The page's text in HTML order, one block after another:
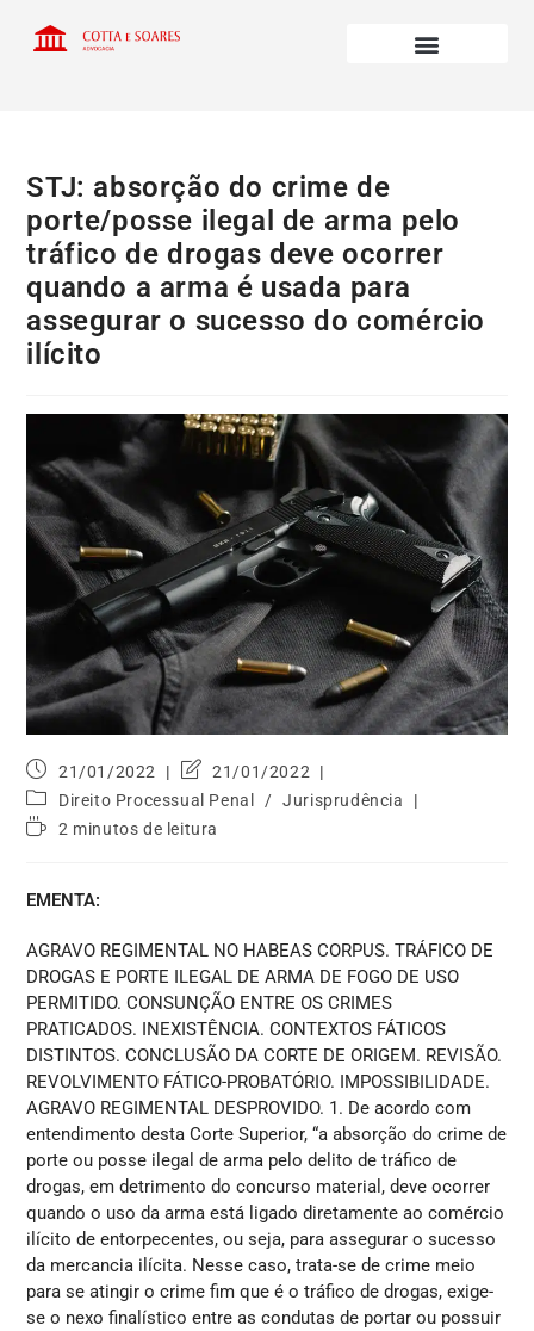
STJ: absorção do crime de
porte/posse ilegal de arma pelo
tráfico de drogas deve ocorrer
quando a arma é usada para
assegurar o sucesso do comércio
ilícito
21/01/2022
21/01/2022
Direito Processual Penal
/ Jurisprudência
2 minutos de leitura
EMENTA:
AGRAVO REGIMENTAL NO HABEAS CORPUS. TRÁFICO DE
DROGAS E PORTE ILEGAL DE ARMA DE FOGO DE USO
PERMITIDO. CONSUNÇÃO ENTRE OS CRIMES
PRATICADOS. INEXISTÊNCIA. CONTEXTOS FÁTICOS
DISTINTOS. CONCLUSÃO DA CORTE DE ORIGEM. REVISÃO.
REVOLVIMENTO FÁTICO-PROBATÓRIO. IMPOSSIBILIDADE.
AGRAVO REGIMENTAL DESPROVIDO. 1. De acordo com
entendimento desta Corte Superior, “a absorção do crime de
porte ou posse ilegal de arma pelo delito de tráfico de
drogas, em detrimento do concurso material, deve ocorrer
quando o uso da arma está ligado diretamente ao comércio
ilícito de entorpecentes, ou seja, para assegurar o sucesso
da mercancia ilícita. Nesse caso, trata-se de crime meio
para se atingir o crime fim que é o tráfico de drogas, exige-
se o nexo finalístico entre as condutas de portar ou possuir